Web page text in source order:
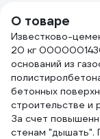
О товаре
Известково-
20 кг
оснований из
бетонных
строительстве и
За счет
стенам "дышать".